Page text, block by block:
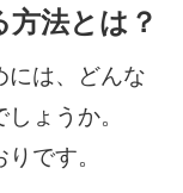
法とは？
には、どんな
ょうか。
です。